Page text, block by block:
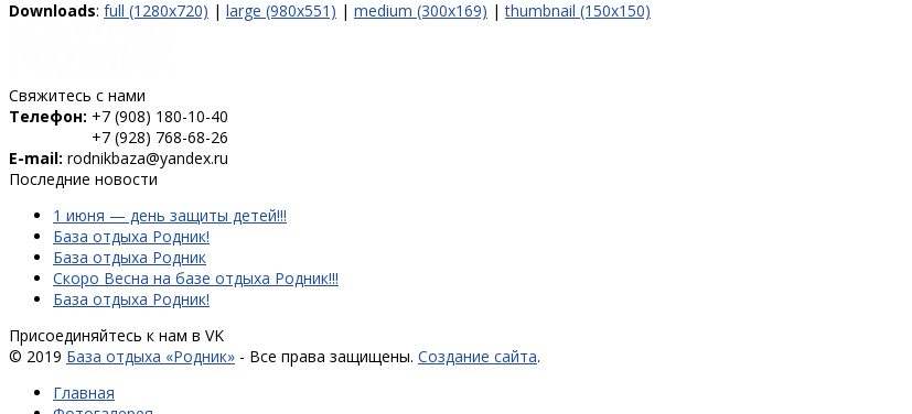
Downloads: full (1280x720) | large (980x551) | medium (300x169) |thumbnail (150x150)
Свяжитесь с нами
Телефон: +7 (908) 180-10-40
+7 (928) 768-68-26
E-mail: rodnikbaza@yandex.ru
Последние новости
1 июня — день защиты детей!!!
База отдыха Родник!
База отдыха Родник
Скоро Весна на базе отдыха Родник!!!
База отдыха Родник!
Присоединяйтесь к нам в VK
© 2019 База отдыха «Родник» - Все права защищены. Создание сайта.
Главная